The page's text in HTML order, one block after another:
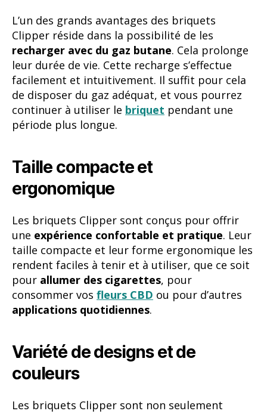
L’un des grands avantages des briquets
Clipper réside dans la possibilité de les
recharger avec du gaz butane. Cela prolonge
leur durée de vie. Cette recharge s’effectue
facilement et intuitivement. Il suffit pour cela
de disposer du gaz adéquat, et vous pourrez
continuer à utiliser le briquet pendant une
période plus longue.
Taille compacte et
ergonomique
Les briquets Clipper sont conçus pour offrir
une expérience confortable et pratique. Leur
taille compacte et leur forme ergonomique les
rendent faciles à tenir et à utiliser, que ce soit
pour allumer des cigarettes, pour
consommer vos fleurs CBD ou pour d’autres
applications quotidiennes.
Variété de designs et de
couleurs
Les briquets Clipper sont non seulement